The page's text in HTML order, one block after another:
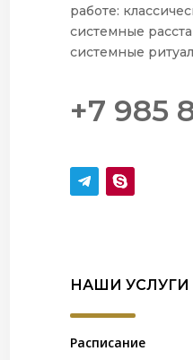
работе:
системные
системные
+7 985
НАШИ УСЛУГИ
Расписание